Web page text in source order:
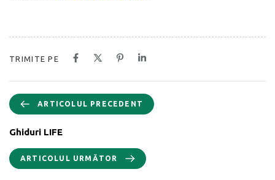
TRIMITE PE
ARTICOLUL PRECEDENT
Ghiduri LIFE
ARTICOLUL URMĂTOR